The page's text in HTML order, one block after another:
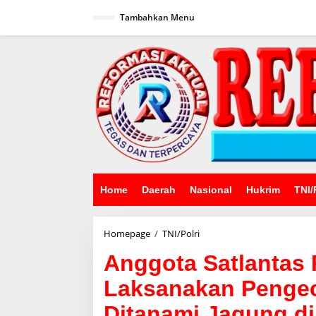
Tambahkan Menu
Home Daerah Nasional Hukrim TNI/
Homepage / TNI/PolriAnggota
Polres
Majalengka
Laksanakan
Pengecekan
Lahan
Anggota Satlantas
Laksanakan